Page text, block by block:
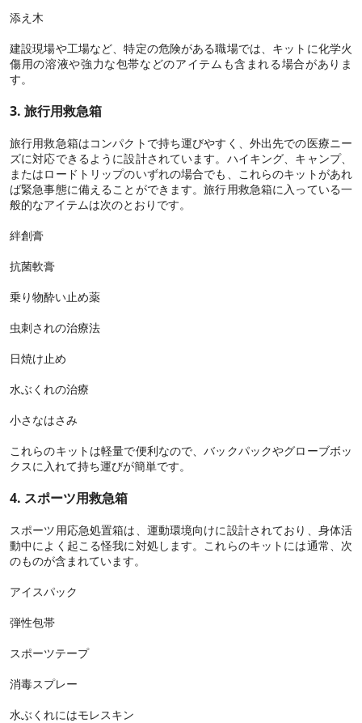
添え木
建設現場や工場など、特定の危険がある職場では、キットに化学火
傷用の溶液や強力な包帯などのアイテムも含まれる場合がありま
す。
3. 旅行用救急箱
旅行用救急箱はコンパクトで持ち運びやすく、外出先での医療ニー
ズに対応できるように設計されています。ハイキング、キャンプ、
またはロードトリップのいずれの場合でも、これらのキットがあれ
ば緊急事態に備えることができます。旅行用救急箱に入っている一
般的なアイテムは次のとおりです。
絆創膏
抗菌軟膏
乗り物酔い止め薬
虫刺されの治療法
日焼け止め
水ぶくれの治療
小さなはさみ
これらのキットは軽量で便利なので、バックパックやグローブボッ
クスに入れて持ち運びが簡単です。
4. スポーツ用救急箱
スポーツ用応急処置箱は、運動環境向けに設計されており、身体活
動中によく起こる怪我に対処します。これらのキットには通常、次
のものが含まれています。
アイスパック
弾性包帯
スポーツテープ
消毒スプレー
水ぶくれにはモレスキン